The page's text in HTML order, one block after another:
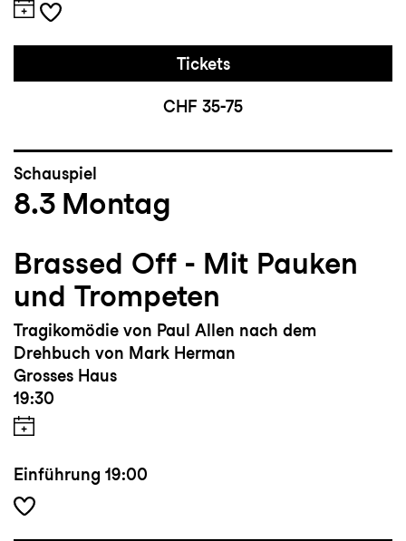
Tickets
CHF 35-75
Schauspiel
8.3 Montag
Brassed Off - Mit Pauken
und Trompeten
Tragikomödie von Paul Allen nach dem
Drehbuch von Mark Herman
Grosses Haus
19:30
Einführung 19:00